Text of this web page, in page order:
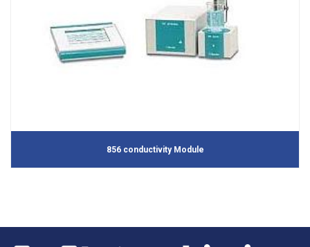
856 conductivity Module